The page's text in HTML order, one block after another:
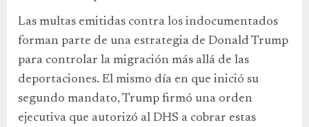
Las multas emitidas contra los indocumentados
forman parte de una estrategia de Donald Trump
para controlar la migración más allá de las
deportaciones. El mismo día en que inició su
segundo mandato, Trump firmó una orden
ejecutiva que autorizó al DHS a cobrar estas